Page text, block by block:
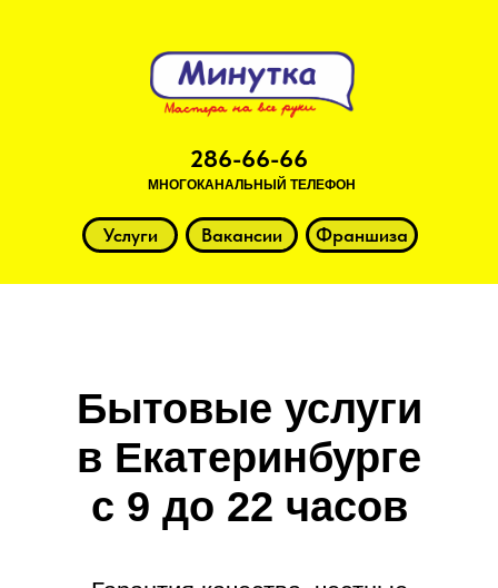
286-66-66
МНОГОКАНАЛЬНЫЙ ТЕЛЕФОН
Услуги Вакансии Франшиза
Бытовые услуги
в Екатеринбурге
с 9 до 22 часов